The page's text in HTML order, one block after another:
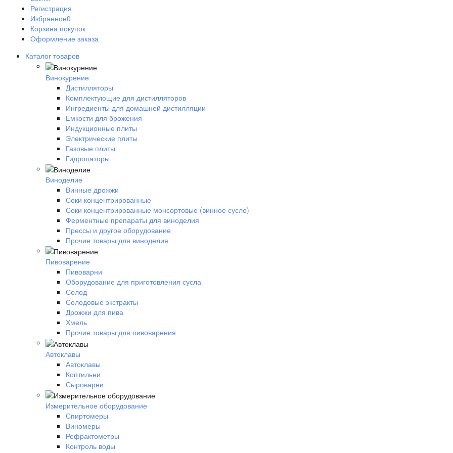
Регистрация
Избранное0
Корзина покупок
Оформление заказа
Каталог товаров
Винокурение
Дистилляторы
Комплектующие для дистилляторов
Ингредиенты для домашней дистилляции
Емкости для брожения
Индукционные плиты
Электрические плиты
Газовые плиты
Гидролаторы
Виноделие
Винные дрожжи
Соки концентрированные
Соки концентрированные монсортовые (винное сусло)
Ферментные препараты для виноделия
Прессы и другое оборудование
Прочие товары для виноделия
Пивоварение
Пивоварни
Оборудование для приготовления сусла
Солод
Солодовые экстракты
Дрожжи для пива
Хмель
Прочие товары для пивоварения
Автоклавы
Автоклавы
Коптильни
Сыроварни
Измерительное оборудование
Спиртомеры
Виномеры
Рефрактометры
Контроль воды